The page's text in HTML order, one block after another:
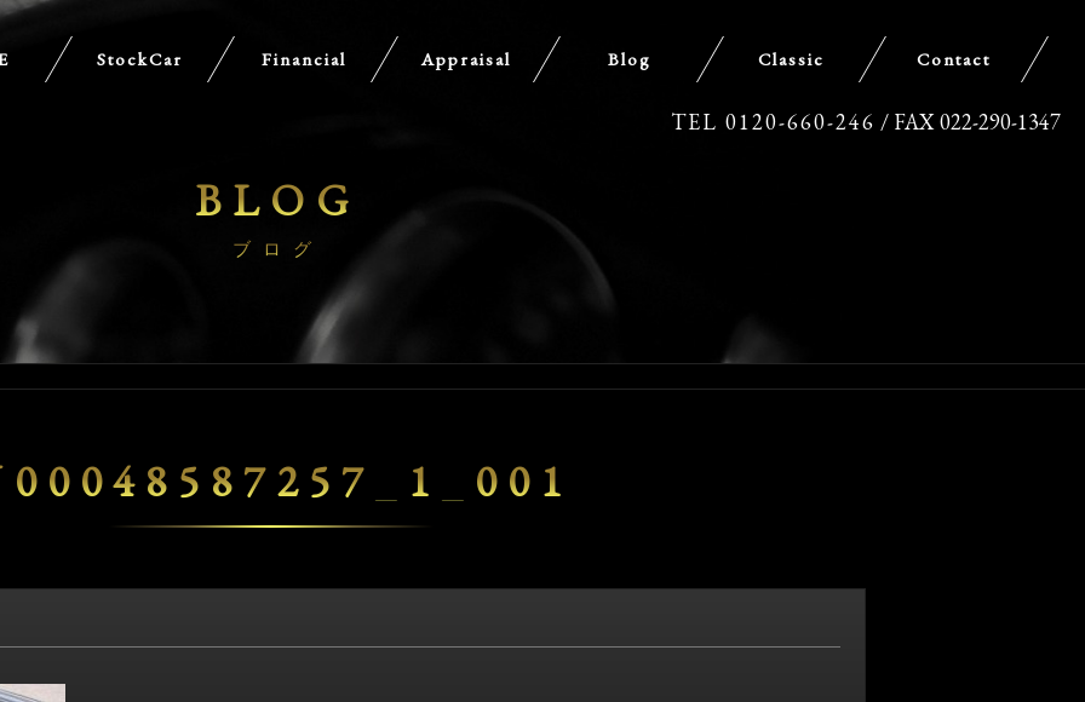
TEL 0120-660-246 / FAX 022-290-1347
StockCar Financial Appraisal Blog Classic Contact
BLOG
ブログ